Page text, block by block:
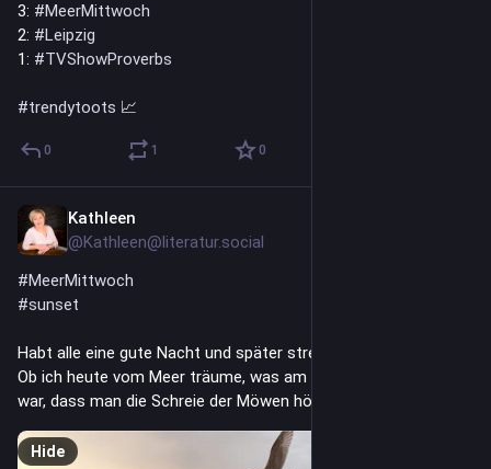
3: #MeerMittwoch
2: #Leipzig
1: #TVShowProverbs
#trendytoots 📈
0 1 0
Kathleen
@Kathleen@literatur.social
#MeerMittwoch
#sunset
Habt alle eine gute Nacht und später streichelsanfte Träume.
Ob ich heute vom Meer träume, was am Morgen noch so nah
war, dass man die Schreie der Möwen hören konnte?
Hide